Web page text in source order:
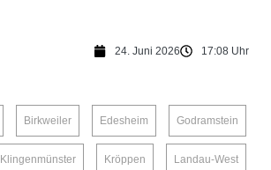
24. Juni 2026 17:08 Uhr
Birkweiler Edesheim Godramstein
Klingenmünster Kröppen Landau-West